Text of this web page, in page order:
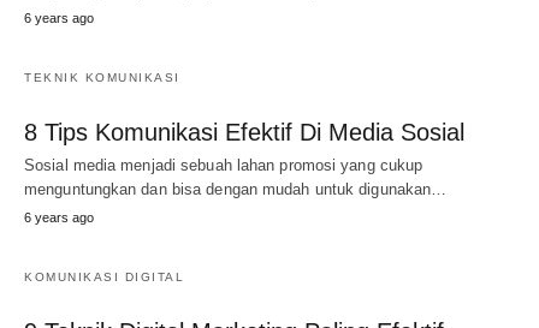
6 years ago
TEKNIK KOMUNIKASI
8 Tips Komunikasi Efektif Di Media Sosial
Sosial media menjadi sebuah lahan promosi yang cukup
menguntungkan dan bisa dengan mudah untuk digunakan…
6 years ago
KOMUNIKASI DIGITAL